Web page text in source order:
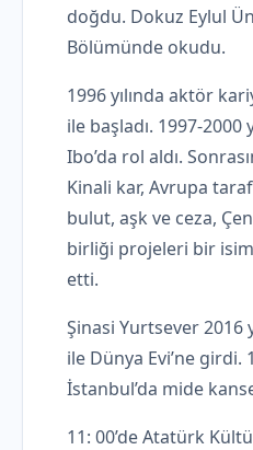
doğdu. Dokuz Eylul
Bölümünde okudu.
1996 yılında aktör
ile başladı. 1997-2000
Ibo’da rol aldı.
Kinali kar, Avrupa
bulut, aşk ve ceza,
birliği projeleri bir
etti.
Şinasi Yurtsever 2016
ile Dünya Evi’ne girdi.
İstanbul’da mide
11: 00’de Atatürk